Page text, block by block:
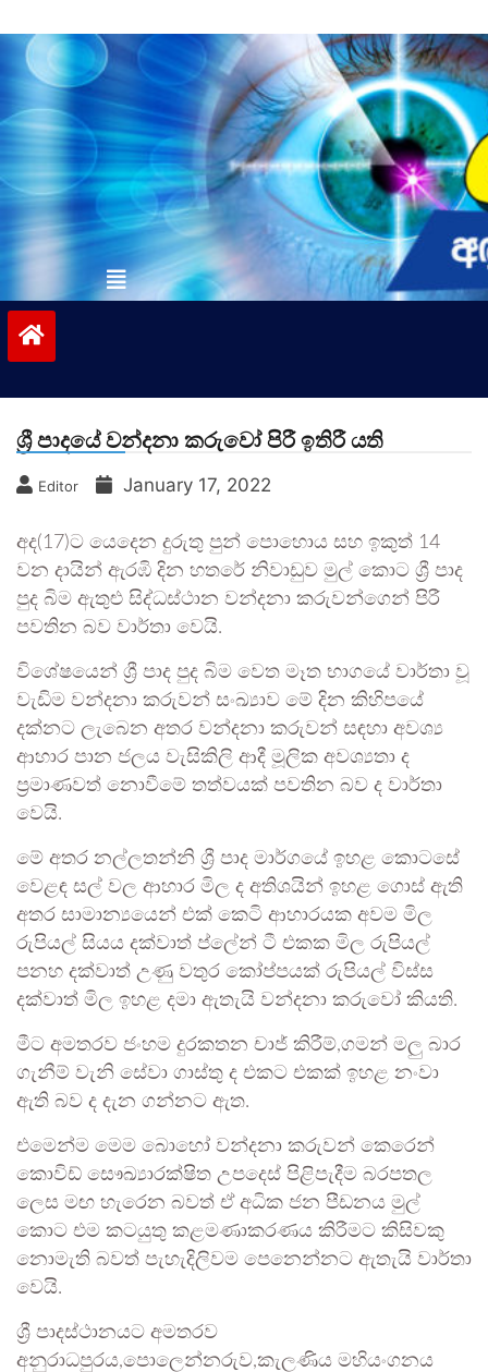
to
contentvinivida.lk
ශ්‍රී පාදයේ වන්දනා කරුවෝ පිරී ඉතිරී යති
Editor January 17, 2022
අද(17)ට යෙදෙන දුරුතු පුන් පොහොය සහ ඉකුත් 14
වන දායින් ඇරඹි දින හතරේ නිවාඩුව මුල් කොට ශ්‍රී පාද
පුද බිම ඇතුළු සිද්ධස්ථාන වන්දනා කරුවන්ගෙන් පිරී
පවතින බව වාර්තා වෙයි.
විශේෂයෙන් ශ්‍රී පාද පුද බිම වෙත මෑත භාගයේ වාර්තා වූ
වැඩිම වන්දනා කරුවන් සංඛ්‍යාව මේ දින කිහිපයේ
දක්නට ලැබෙන අතර වන්දනා කරුවන් සඳහා අවශ්‍ය
ආහාර පාන ජලය වැසිකිලි ආදී මූලික අවශ්‍යතා ද
ප්‍රමාණවත් නොවීමේ තත්වයක් පවතින බව ද වාර්තා
වෙයි.
මේ අතර නල්ලතන්නි ශ්‍රී පාද මාර්ගයේ ඉහළ කොටසේ
වෙළඳ සල් වල ආහාර මිල ද අතිශයින් ඉහළ ගොස් ඇති
අතර සාමාන්‍යයෙන් එක් කෙටි ආහාරයක අවම මිල
රුපියල් සියය දක්වාත් ප්ලේන් ටී එකක මිල රුපියල්
පනහ දක්වාත් උණු වතුර කෝප්පයක් රුපියල් විස්ස
දක්වාත් මිල ඉහළ දමා ඇතැයි වන්දනා කරුවෝ කියති.
මීට අමතරව ජංහම දුරකතන චාජ් කිරීම්,ගමන් මලු බාර
ගැනීම් වැනි සේවා ගාස්තු ද එකට එකක් ඉහළ නංවා
ඇති බව ද දැන ගන්නට ඇත.
එමෙන්ම මෙම බොහෝ වන්දනා කරුවන් කෙරෙන්
කොවිඩ් සෞඛ්‍යාරක්ෂිත උපදෙස් පිළිපැදීම බරපතල
ලෙස මඟ හැරෙන බවත් ඒ අධික ජන පීඩනය මුල්
කොට එම කටයුතු කළමණාකරණය කිරීමට කිසිවකු
නොමැති බවත් පැහැදිලිවම පෙනෙන්නට ඇතැයි වාර්තා
වෙයි.
ශ්‍රී පාදස්ථානයට අමතරව
අනුරාධපුරය,පොලෙන්නරුව,කැලණිය මහියංගනය